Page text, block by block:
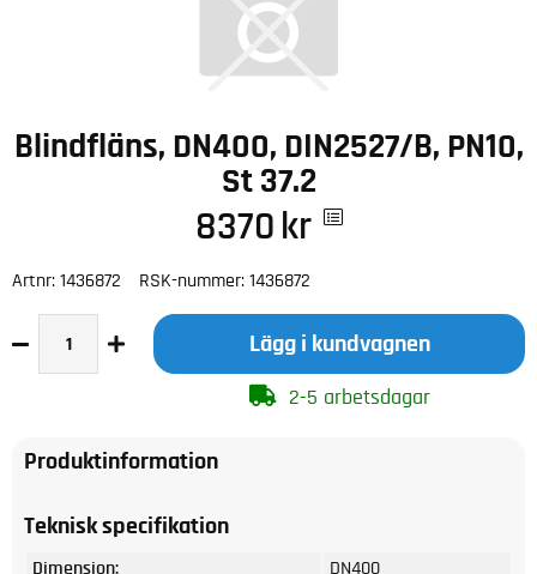
Blindfläns, DN400, DIN2527/B, PN10,
St 37.2
8370 kr
Artnr: 1436872 RSK-nummer: 1436872
Lägg i kundvagnen
2-5 arbetsdagar
Produktinformation
Teknisk specifikation
Dimension:
DN400